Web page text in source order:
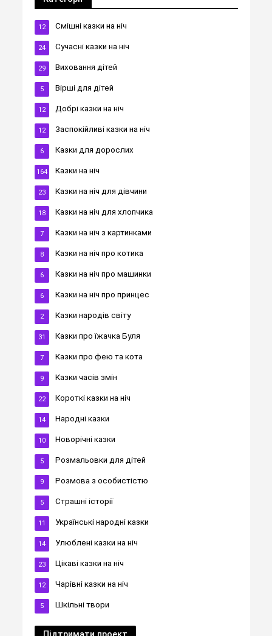
Cмішні казки на ніч
12
Cучасні казки на ніч
24
Виховання дітей
29
Вірші для дітей
5
Добрі казки на ніч
12
Заспокійливі казки на ніч
12
Казки для дорослих
6
Казки на ніч
164
Казки на ніч для дівчини
23
Казки на ніч для хлопчика
18
Казки на ніч з картинками
7
Казки на ніч про котика
8
Казки на ніч про машинки
6
Казки на ніч про принцес
6
Казки народів світу
2
Казки про їжачка Буля
31
Казки про фею та кота
7
Казки часів змін
9
Короткі казки на ніч
22
Народні казки
14
Новорічні казки
10
Розмальовки для дітей
5
Розмова з особистістю
9
Страшні історії
5
Українські народні казки
11
Улюблені казки на ніч
14
Цікаві казки на ніч
23
Чарівні казки на ніч
12
Шкільні твори
5